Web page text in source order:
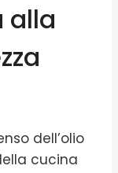
alla
dell’olio
cucina